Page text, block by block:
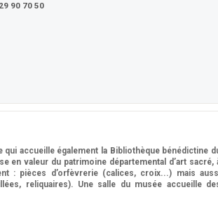
90 70 50
qui accueille également la Bibliothèque bénédictine
en valeur du patrimoine départemental d’art sacré,
: pièces d’orfèvrerie (calices, croix...) mais
reliquaires). Une salle du musée accueille